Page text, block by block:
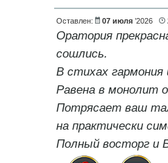
Оставлен: 07 июля’2026
Оратория
сошлись.
В стихах
Равена в монолит
Потрясает ваш
на практически
Полный восторг и